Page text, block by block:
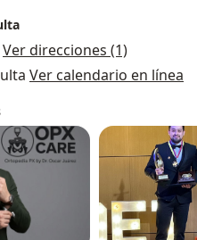
Ver direcciones (1)
Ver calendario en línea